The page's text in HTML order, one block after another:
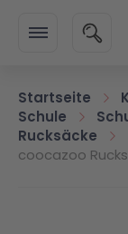
SUCHE
Startseite
Schule
Rucksäcke
coocazoo
Zum Ende der